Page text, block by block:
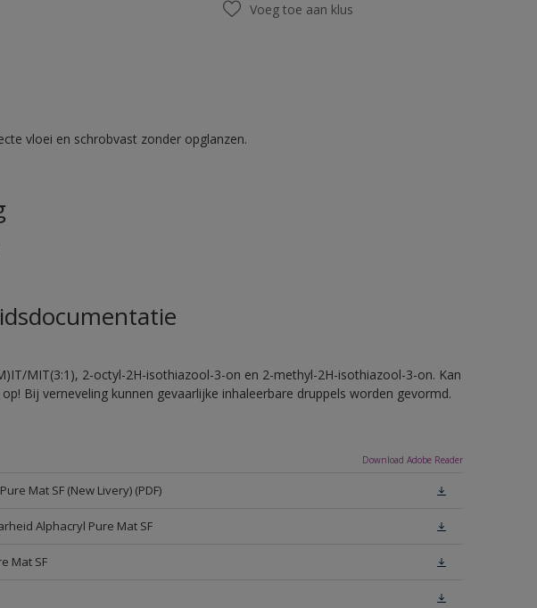
Voeg toe aan klus
vloei en schrobvast zonder opglanzen.
MIT(3:1), 2-octyl-2H-isothiazool-3-on en 2-methyl-2H-isothiazool-3-on. Kan
Bij verneveling kunnen gevaarlijke inhaleerbare druppels worden gevormd.
Download Adobe Reader
Mat SF (New Livery) (PDF)
Alphacryl Pure Mat SF
Mat SF